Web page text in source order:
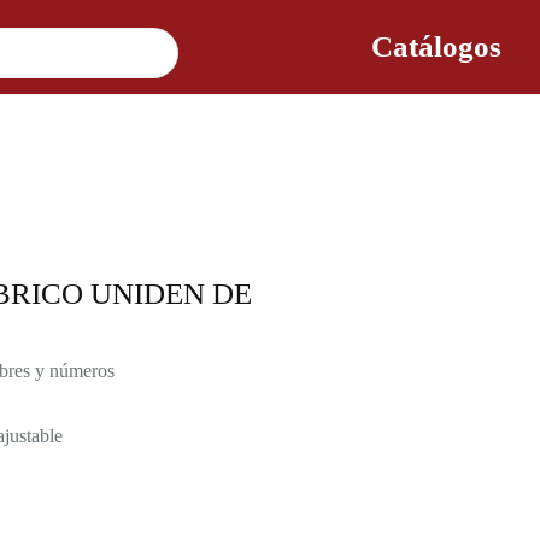
Catálogos
UNIDEN DE
y números